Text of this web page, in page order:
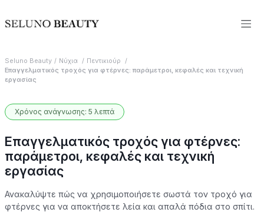
Seluno Beauty Νύχια
Πεντικιούρ
Επαγγελματικός τροχός για φτέρνες: παράμετροι, κεφαλές και τεχνική
εργασίας
Χρόνος ανάγνωσης: 5 λεπτά
Επαγγελματικός τροχός για φτέρνες:
παράμετροι, κεφαλές και τεχνική
εργασίας
Ανακαλύψτε πώς να χρησιμοποιήσετε σωστά τον τροχό για
φτέρνες για να αποκτήσετε λεία και απαλά πόδια στο σπίτι.